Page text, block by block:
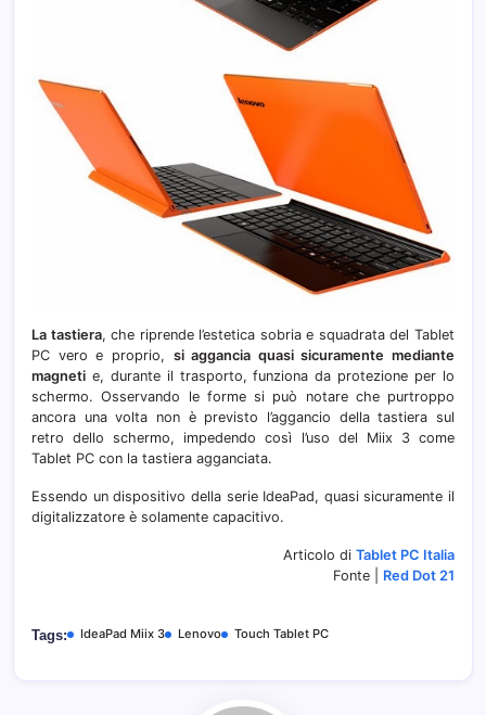
La tastiera, che riprende l’estetica sobria e squadrata del Tablet
PC vero e proprio, si aggancia quasi sicuramente mediante
magneti e, durante il trasporto, funziona da protezione per lo
schermo. Osservando le forme si può notare che purtroppo
ancora una volta non è previsto l’aggancio della tastiera sul
retro dello schermo, impedendo così l’uso del Miix 3 come
Tablet PC con la tastiera agganciata.
Essendo un dispositivo della serie IdeaPad, quasi sicuramente il
digitalizzatore è solamente capacitivo.
Articolo di Tablet PC Italia
Fonte | Red Dot 21
Tags: IdeaPad Miix 3 Lenovo Touch Tablet PC